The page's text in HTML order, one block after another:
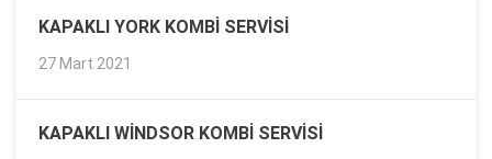
KAPAKLI YORK KOMBI SERVISI
27 Mart 2021
KAPAKLI WINDSOR KOMBI SERVISI